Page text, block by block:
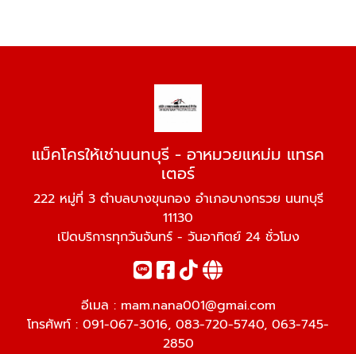
แม็คโครให้เช่านนทบุรี - อาหมวยแหม่ม แทรค
เตอร์
222 หมู่ที่ 3 ตำบลบางขุนกอง อำเภอบางกรวย นนทบุรี
11130
เปิดบริการทุกวันจันทร์ - วันอาทิตย์ 24 ชั่วโมง
อีเมล : mam.nana001@gmai.com
โทรศัพท์ : 091-067-3016, 083-720-5740, 063-745-
2850